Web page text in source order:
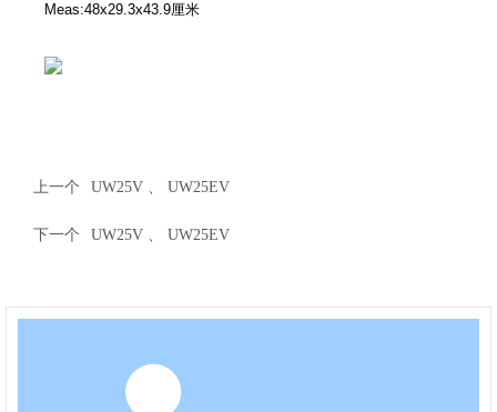
Meas:48x29.3x43.9厘米
上一个 UW25V 、 UW25EV
下一个 UW25V 、 UW25EV